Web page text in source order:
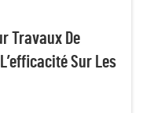
Travaux De
Sur Les